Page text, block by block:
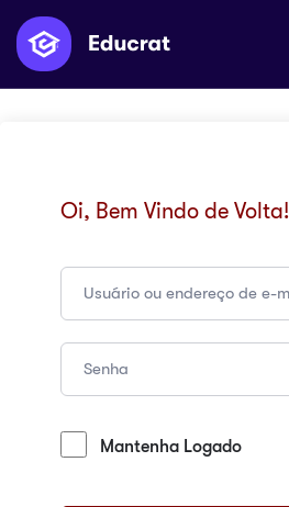
Oi, Bem Vindo de Volta!
Mantenha Logado